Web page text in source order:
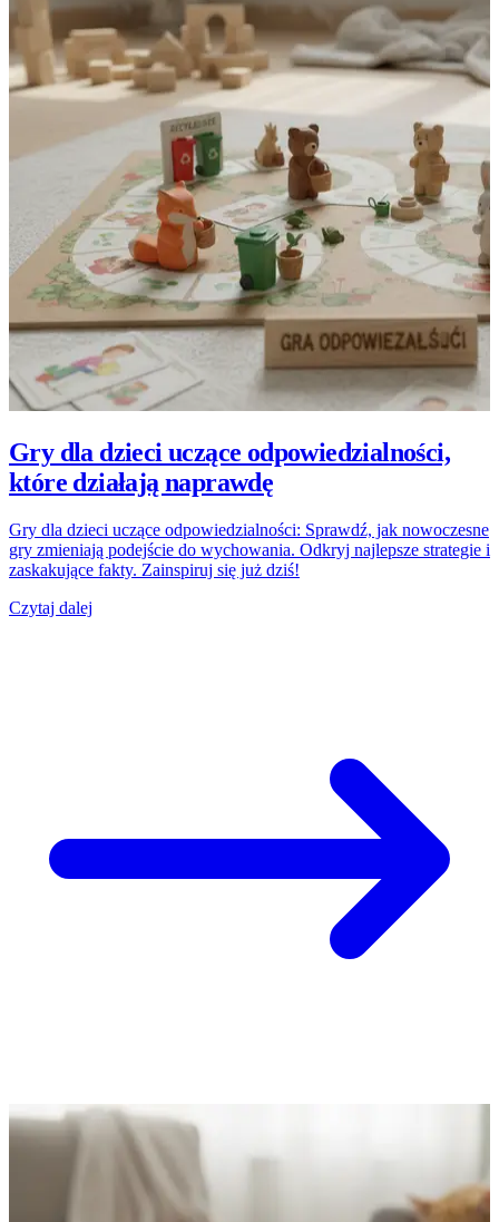
Gry dla dzieci uczące odpowiedzialności,
które działają naprawdę
Gry dla dzieci uczące odpowiedzialności: Sprawdź, jak nowoczesne
gry zmieniają podejście do wychowania. Odkryj najlepsze strategie i
zaskakujące fakty. Zainspiruj się już dziś!
Czytaj dalej